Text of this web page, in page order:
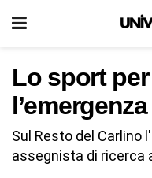
Lo sport
l’emergenza
Sul Resto del Carlino
assegnista di ricerca